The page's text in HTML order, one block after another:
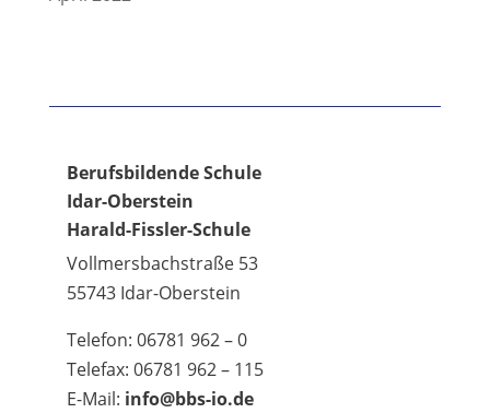
Berufsbildende Schule
Idar-Oberstein
Harald-Fissler-Schule
Vollmersbachstraße 53
55743 Idar-Oberstein
Telefon: 06781 962 – 0
Telefax: 06781 962 – 115
E-Mail: info@bbs-io.de